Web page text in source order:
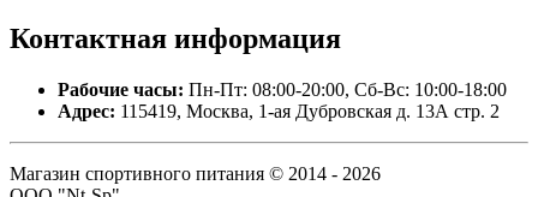
Контактная информация
Рабочие часы: Пн-Пт: 08:00-20:00, Сб-Вс: 10:00-18:00
Адрес: 115419, Москва, 1-ая Дубровская д. 13А стр. 2
Магазин спортивного питания © 2014 - 2026